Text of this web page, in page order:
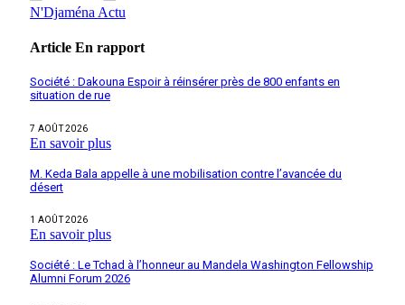
N'Djaména Actu
Article En rapport
Société : Dakouna Espoir à réinsérer près de 800 enfants en
situation de rue
7 AOÛT 2026
En savoir plus
M. Keda Bala appelle à une mobilisation contre l’avancée du
désert
1 AOÛT 2026
En savoir plus
Société : Le Tchad à l’honneur au Mandela Washington Fellowship
Alumni Forum 2026